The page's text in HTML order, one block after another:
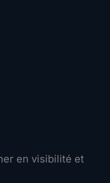
en visibilité et